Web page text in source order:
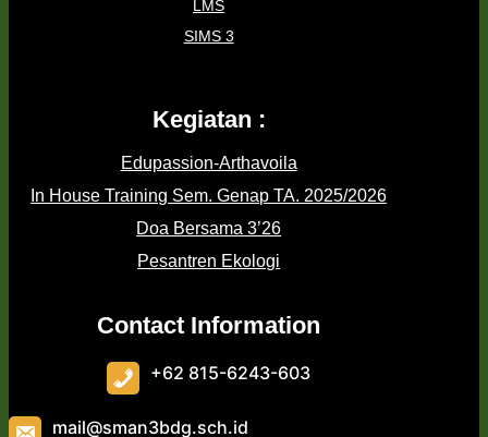
LMS
SIMS 3
Kegiatan :
Edupassion-Arthavoila
In House Training Sem. Genap TA. 2025/2026
Doa Bersama 3’26
Pesantren Ekologi
Contact Information
+62 815-6243-603
mail@sman3bdg.sch.id